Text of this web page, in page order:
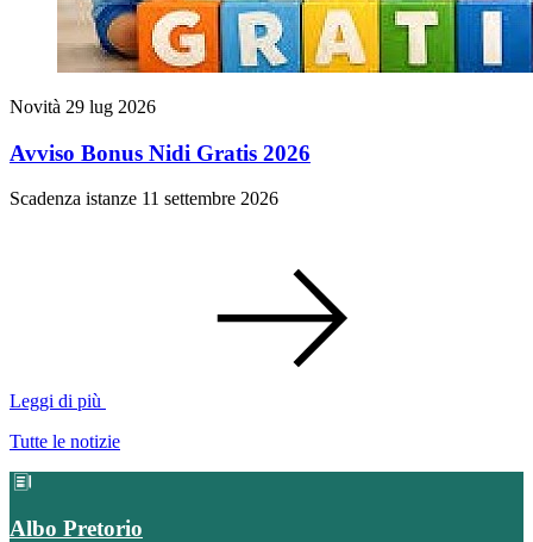
Novità 29 lug 2026
Avviso Bonus Nidi Gratis 2026
Scadenza istanze 11 settembre 2026
Leggi di più
Tutte le notizie
Albo Pretorio